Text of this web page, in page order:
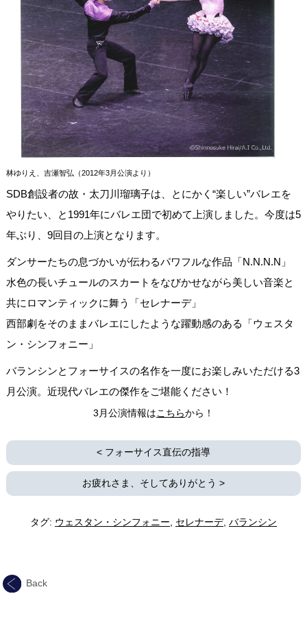
林ゆりえ、吉瀬智弘（2012年3月公演より）
SDB創設者の故・太刀川瑠璃子は、とにかく“楽しい”バレエを
やりたい、と1991年にバレエ団で初めて上演しました。今度は5
年ぶり、9回目の上演となります。
ダンサーたちの息づかいが伝わるパワフルな作品「N.N.N.N」
水色の長いチュールのスカートをなびかせながら美しい音楽と
共にロマンティックに舞う「セレナーデ」
西部劇をそのままバレエにしたような躍動感のある「ウェスタ
ン・シンフォニー」
バランシンとフォーサイスの名作を一度にお楽しみいただける3
月公演。近現代バレエの傑作をご堪能ください！
3月公演情報はこちらから！
< フォーサイス直伝の指導
お疲れさま、そしてありがとう >
タグ: ウェスタン・シンフォニー セレナーデ, バランシン
Back